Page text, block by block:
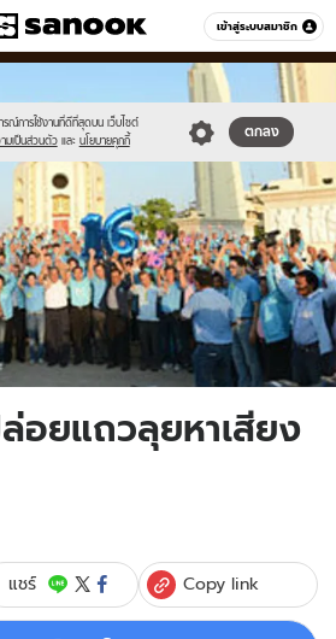
เข้าสู่ระบบสมาชิก
หมวดอื่นๆ
รณ์การใช้งานที่ดีที่สุดบน เว็บไซต์
มเป็นส่วนตัว และ นโยบายคุกกี้
ตกลง
logo-
1172174/untitled-
อยแถวลุยหาเสียง
แชร์ Copy link